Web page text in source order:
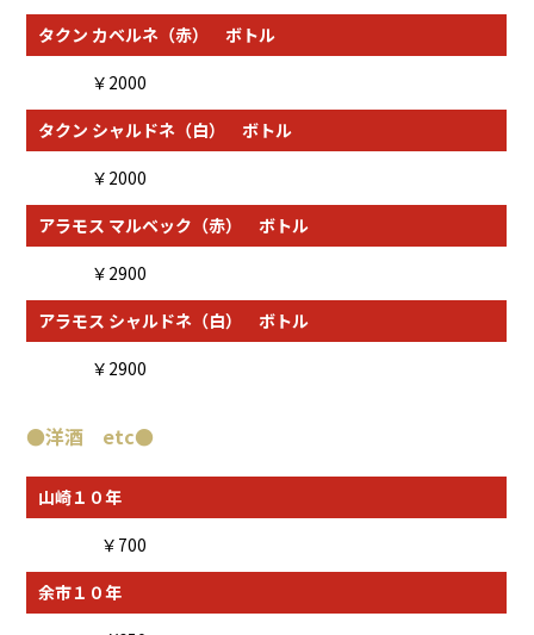
タクン カベルネ（赤） ボトル
￥2000
タクン シャルドネ（白） ボトル
￥2000
アラモス マルベック（赤） ボトル
￥2900
アラモス シャルドネ（白） ボトル
￥2900
●洋酒 etc●
山崎１０年
￥700
余市１０年